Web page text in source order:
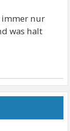
immer nur
was halt